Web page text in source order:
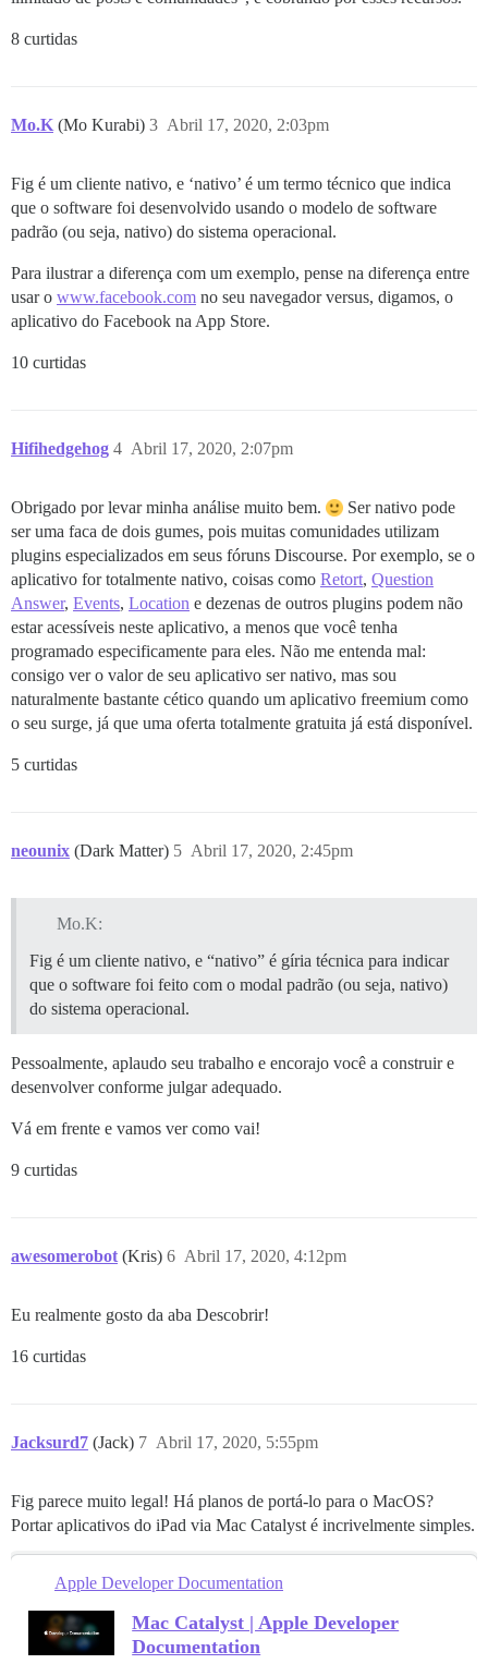
8 curtidas
Mo.K (Mo Kurabi) Abril 17, 2020, 2:03pm
3
Fig é um cliente nativo, e ‘nativo’ é um termo técnico que indica
que o software foi desenvolvido usando o modelo de software
padrão (ou seja, nativo) do sistema operacional.
Para ilustrar a diferença com um exemplo, pense na diferença entre
usar o www.facebook.com no seu navegador versus, digamos, o
aplicativo do Facebook na App Store.
10 curtidas
Hifihedgehog Abril 17, 2020, 2:07pm
4
Obrigado por levar minha análise muito bem.
Ser nativo pode
ser uma faca de dois gumes, pois muitas comunidades utilizam
plugins especializados em seus fóruns Discourse. Por exemplo, se o
aplicativo for totalmente nativo, coisas como Retort, Question
Answer, Events, Location e dezenas de outros plugins podem não
estar acessíveis neste aplicativo, a menos que você tenha
programado especificamente para eles. Não me entenda mal:
consigo ver o valor de seu aplicativo ser nativo, mas sou
naturalmente bastante cético quando um aplicativo freemium como
o seu surge, já que uma oferta totalmente gratuita já está disponível.
5 curtidas
neounix (Dark Matter) Abril 17, 2020, 2:45pm
5
Mo.K:
Fig é um cliente nativo, e “nativo” é gíria técnica para indicar
que o software foi feito com o modal padrão (ou seja, nativo)
do sistema operacional.
Pessoalmente, aplaudo seu trabalho e encorajo você a construir e
desenvolver conforme julgar adequado.
Vá em frente e vamos ver como vai!
9 curtidas
awesomerobot (Kris) Abril 17, 2020, 4:12pm
6
Eu realmente gosto da aba Descobrir!
16 curtidas
Jacksurd7 (Jack) Abril 17, 2020, 5:55pm
7
Fig parece muito legal! Há planos de portá-lo para o MacOS?
Portar aplicativos do iPad via Mac Catalyst é incrivelmente simples.
Apple Developer Documentation
Mac Catalyst | Apple Developer
Documentation